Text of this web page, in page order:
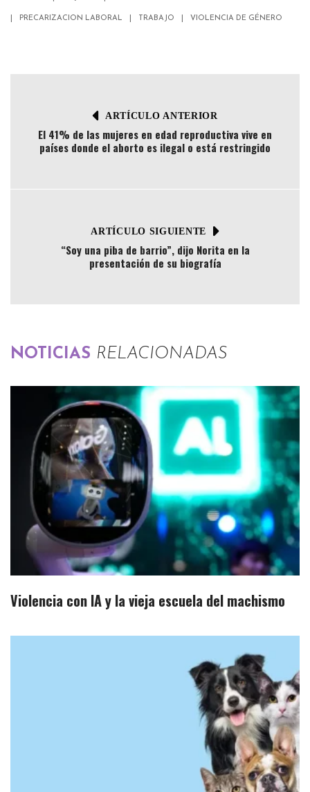
PRECARIZACION LABORAL TRABAJO VIOLENCIA DE GÉNERO
ARTÍCULO ANTERIOR
El 41% de las mujeres en edad reproductiva vive en
países donde el aborto es ilegal o está restringido
ARTÍCULO SIGUIENTE
“Soy una piba de barrio”, dijo Norita en la
presentación de su biografía
NOTICIAS RELACIONADAS
Violencia con IA y la vieja escuela del machismo